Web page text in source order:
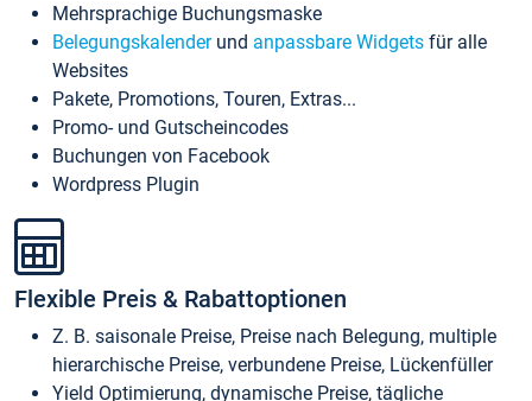
Mehrsprachige Buchungsmaske
Belegungskalenderund anpassbare Widgets für alle
Websites
Pakete, Promotions, Touren, Extras...
Promo- und Gutscheincodes
Buchungen von Facebook
Wordpress Plugin
Flexible Preis & Rabattoptionen
Z. B. saisonale Preise, Preise nach Belegung, multiple
hierarchische Preise, verbundene Preise, Lückenfüller
Yield Optimierung, dynamische Preise, tägliche